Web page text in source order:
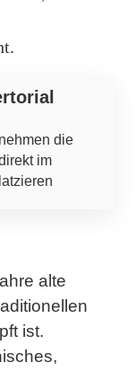
die
im
alte
ist.